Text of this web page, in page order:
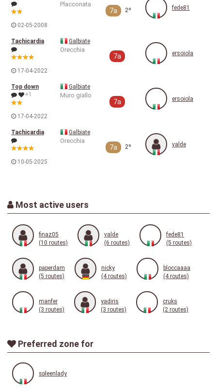
02-05-2008
Placconata
7a 2º fede81
Tachicardia
17-04-2022
Galbiate
Orecchia
7a ersoiola
Top down
+1
17-04-2022
Galbiate
Muro giallo
7a ersoiola
Tachicardia
10-05-2025
Galbiate
Orecchia
7a 2º valde
Most active users
finaz05
(10 routes)
valde
(6 routes)
fede81
(5 routes)
paperdam
(5 routes)
nicky
(4 routes)
bloccaaaa
(4 routes)
manfer
(3 routes)
yadiris
(3 routes)
cruks
(2 routes)
Preferred zone for
spleenlady